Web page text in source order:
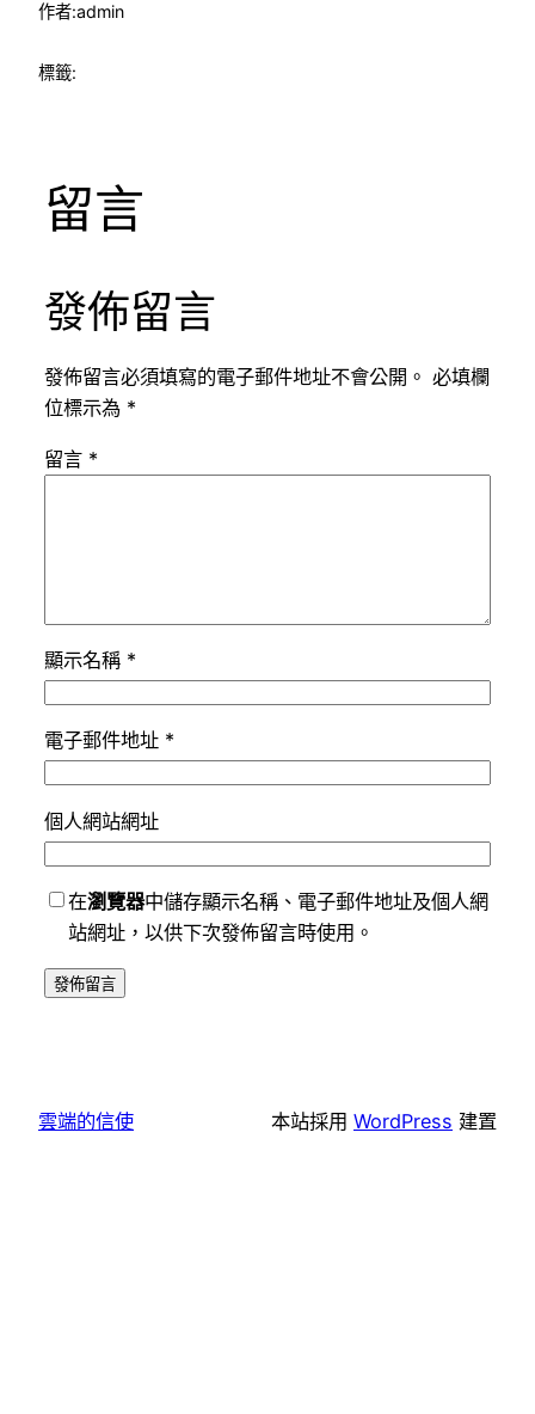
作者:admin
標籤:
留言
發佈留言
發佈留言必須填寫的電子郵件地址不會公開。 必填欄
位標示為 *
留言 *
顯示名稱 *
電子郵件地址 *
個人網站網址
在瀏覽器中儲存顯示名稱、電子郵件地址及個人網
站網址，以供下次發佈留言時使用。
雲端的信使 本站採用 WordPress 建置